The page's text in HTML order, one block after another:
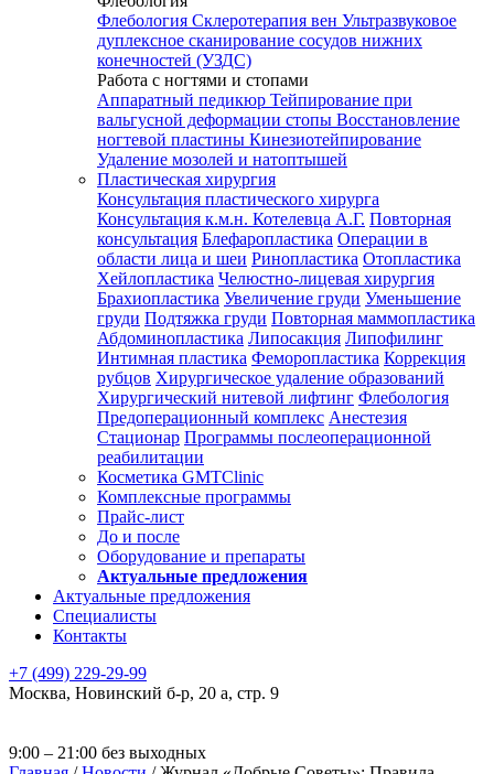
Флебология Склеротерапия вен Ультразвуковое
дуплексное сканирование сосудов нижних
конечностей (УЗДС)
Работа с ногтями и стопами
Аппаратный педикюр Тейпирование при
вальгусной деформации стопы Восстановление
ногтевой пластины Кинезиотейпирование
Удаление мозолей и натоптышей
Пластическая хирургия
Консультация пластического хирурга
Консультация к.м.н. Котелевца А.Г. Повторная
консультация Блефаропластика Операции в
области лица и шеи Ринопластика Отопластика
Хейлопластика Челюстно-лицевая хирургия
Брахиопластика Увеличение груди Уменьшение
груди Подтяжка груди Повторная маммопластика
Абдоминопластика Липосакция Липофилинг
Интимная пластика Феморопластика Коррекция
рубцов Хирургическое удаление образований
Хирургический нитевой лифтинг Флебология
Предоперационный комплекс Анестезия
Стационар Программы послеоперационной
реабилитации
Косметика GMTClinic
Комплексные программы
Прайс-лист
До и после
Оборудование и препараты
Актуальные предложения
Актуальные предложения
Специалисты
Контакты
+7 (499) 229-29-99
Москва, Новинский б-р, 20 а, стр. 9
9:00 – 21:00 без выходных